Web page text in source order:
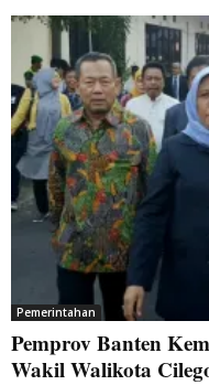
Pemerintahan
Pemprov Banten
Wakil Walikota